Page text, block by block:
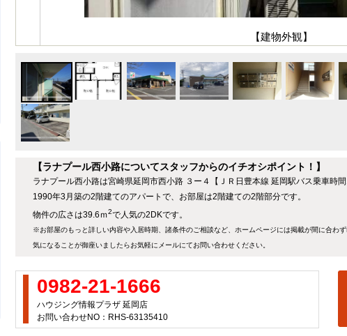
【建物外観】
【ラナプール西小路についてスタッフからのイチオシポイント！】
ラナプール西小路は宮崎県延岡市西小路 ３ー４【ＪＲ日豊本線 延岡駅バス乗車時
1990年3月築の2階建てのアパートで、お部屋は2階建ての2階部分です。
物件の広さは39.6ｍ2で人気の2DKです。
※お部屋のもっと詳しい内容や入居時期、諸条件のご相談など、ホームページには掲載が間に合わず
気になることが御座いましたらお気軽にメールにてお問い合わせください。
0982-21-1666
ハウジング情報プラザ 延岡店
お問い合わせNO：RHS-63135410